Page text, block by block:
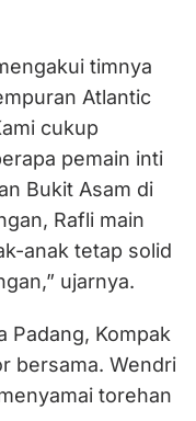
timnya
Atlantic
cukup
pemain inti
Bukit Asam di
Rafli main
anak tetap solid
ujarnya.
Padang, Kompak
bersama. Wendri
torehan